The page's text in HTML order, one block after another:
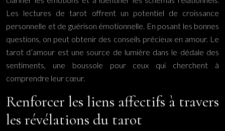
Les lectures de tarot offrent un potentiel de croissance
personnelle et de guérison émotionnelle. En posant les bonnes
questions, on peut obtenir des conseils précieux en amour. Le
tarot d’amour est une source de lumière dans le dédale des
sentiments, une boussole pour ceux qui cherchent à
comprendre leur cœur.
Renforcer les liens affectifs à travers
les révélations du tarot